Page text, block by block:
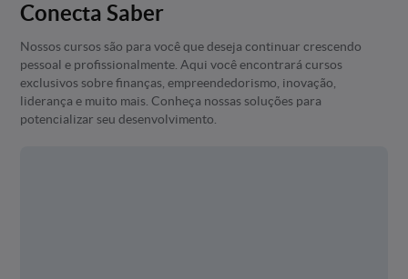
Conecta Saber
Nossos cursos são para você que deseja continuar crescendo
pessoal e profissionalmente. Aqui você encontrará cursos
exclusivos sobre finanças, empreendedorismo, inovação,
liderança e muito mais. Conheça nossas soluções para
potencializar seu desenvolvimento.